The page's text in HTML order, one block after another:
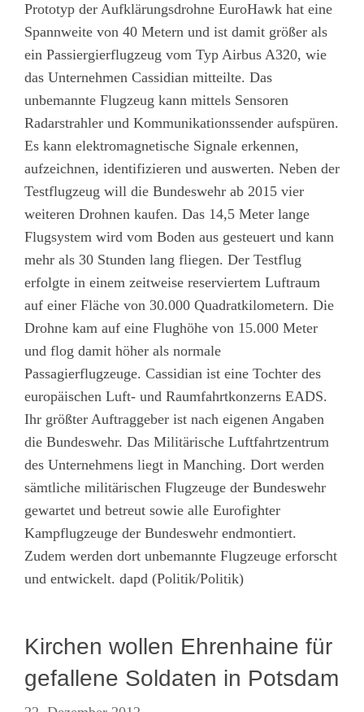
Prototyp der Aufklärungsdrohne EuroHawk hat eine
Spannweite von 40 Metern und ist damit größer als
ein Passiergierflugzeug vom Typ Airbus A320, wie
das Unternehmen Cassidian mitteilte. Das
unbemannte Flugzeug kann mittels Sensoren
Radarstrahler und Kommunikationssender aufspüren.
Es kann elektromagnetische Signale erkennen,
aufzeichnen, identifizieren und auswerten. Neben der
Testflugzeug will die Bundeswehr ab 2015 vier
weiteren Drohnen kaufen. Das 14,5 Meter lange
Flugsystem wird vom Boden aus gesteuert und kann
mehr als 30 Stunden lang fliegen. Der Testflug
erfolgte in einem zeitweise reserviertem Luftraum
auf einer Fläche von 30.000 Quadratkilometern. Die
Drohne kam auf eine Flughöhe von 15.000 Meter
und flog damit höher als normale
Passagierflugzeuge. Cassidian ist eine Tochter des
europäischen Luft- und Raumfahrtkonzerns EADS.
Ihr größter Auftraggeber ist nach eigenen Angaben
die Bundeswehr. Das Militärische Luftfahrtzentrum
des Unternehmens liegt in Manching. Dort werden
sämtliche militärischen Flugzeuge der Bundeswehr
gewartet und betreut sowie alle Eurofighter
Kampflugzeuge der Bundeswehr endmontiert.
Zudem werden dort unbemannte Flugzeuge erforscht
und entwickelt. dapd (Politik/Politik)
Kirchen wollen Ehrenhaine für
gefallene Soldaten in Potsdam